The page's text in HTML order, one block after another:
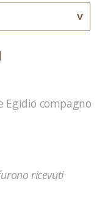
Egidio compagno
ricevuti